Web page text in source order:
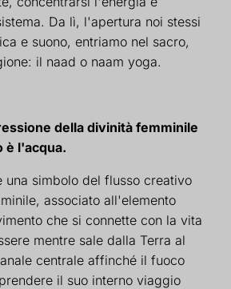
Da lì, l'apertura noi stessi
e suono, entriamo nel sacro,
il naad o naam yoga.
della divinità femminile
è l'acqua.
una simbolo del flusso creativo
associato all'elemento
che si connette con la vita
mentre sale dalla Terra al
centrale affinché il fuoco
il suo interno viaggio